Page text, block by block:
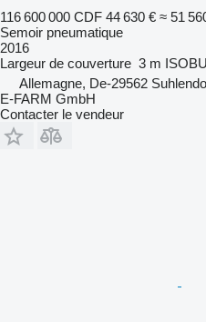
116 600 000 CDF 44 630 € ≈ 51
Semoir pneumatique
2016
Largeur de couverture 3 m
Allemagne, De-29562
E-FARM GmbH
Contacter le vendeur